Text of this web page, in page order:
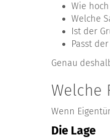
Wie
Welche
Ist der
Passt
Genau
Welche
Wenn
Die Lage